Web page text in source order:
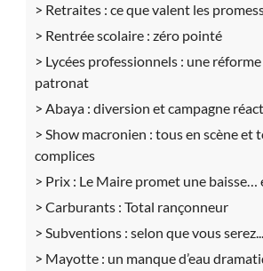
Retraites : ce que valent les
Rentrée scolaire : zéro pointé
Lycées professionnels : une
patronat
Abaya : diversion et campagne
Show macronien : tous en scène et
complices
Prix : Le Maire promet une baisse…
Carburants : Total rançonneur
Subventions : selon que vous serez...
Mayotte : un manque d’eau